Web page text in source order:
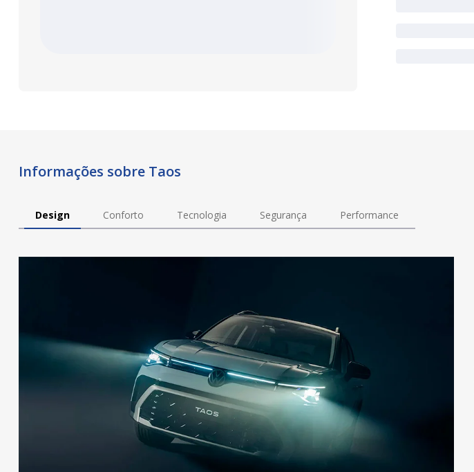
Informações sobre Taos
Design Conforto Tecnologia Segurança Performance